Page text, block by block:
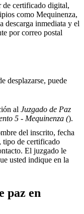
de certificado digital,
como Mequinenza,
descarga inmediata y el
por correo postal
desplazarse, puede
al Juzgado de Paz
5 - Mequinenza ().
del inscrito, fecha
tipo de certificado
El juzgado le
usted indique en la
paz en